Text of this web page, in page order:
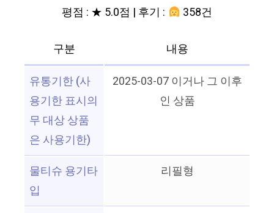
평점 : ★ 5.0점 | 후기 : 358건
구분
내용
유통기한 (사
용기한 표시의
무 대상 상품
은 사용기한)
2025-03-07 이거나 그 이후
인 상품
물티슈 용기타
입
리필형